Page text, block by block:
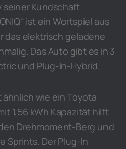
seiner Kundschaft
ist ein Wortspiel aus
das elektrisch geladene
Das Auto gibt es in 3
und Plug-In-Hybrid.
wie ein Toyota
1,56 kWh Kapazität hilft
Drehmoment-Berg und
Sprints. Der Plug-In